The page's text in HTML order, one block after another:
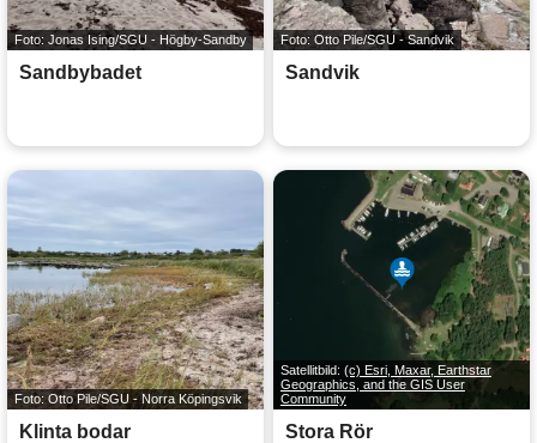
Foto: Jonas Ising/SGU - Högby-Sandby
Sandbybadet
Foto: Otto Pile/SGU - Sandvik
Sandvik
Foto: Otto Pile/SGU - Norra Köpingsvik
Klinta bodar
Satellitbild: (c) Esri, Maxar, Earthstar
Geographics, and the GIS User
Community
Stora Rör